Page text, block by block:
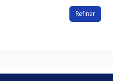
Refinar